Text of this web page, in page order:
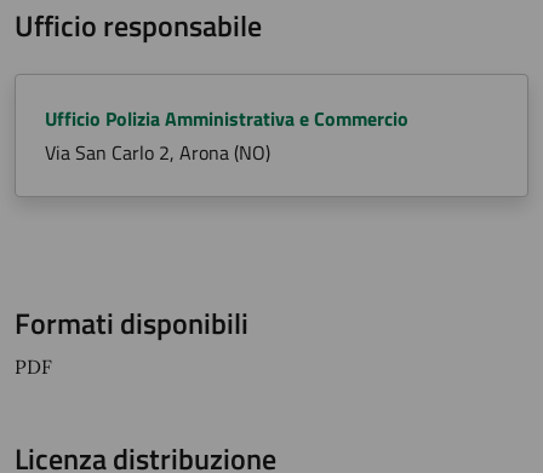
Ufficio responsabile
Ufficio Polizia Amministrativa e Commercio
Via San Carlo 2, Arona (NO)
Formati disponibili
PDF
Licenza distribuzione